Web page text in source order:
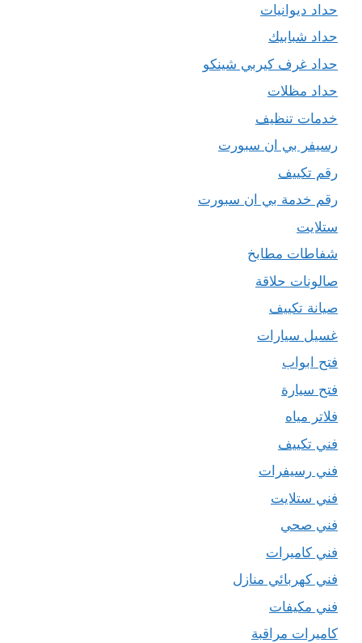
حداد ديوانيات
حداد شبابيك
حداد غرف كيربي شينكو
حداد مظلات
خدمات تنظيف
رسيفر بي ان سبورت
رقم تكييف
رقم خدمة بي ان سبورت
ستلايت
شفاطات مطابخ
صالونات حلاقة
صيانة تكييف
غسيل سيارات
فتح ابواب
فتح سيارة
فلاتر مياه
فني تكييف
فني رسيفرات
فني ستلايت
فني صحي
فني كاميرات
فني كهربائي منازل
فني مكيفات
كاميرات مراقبة